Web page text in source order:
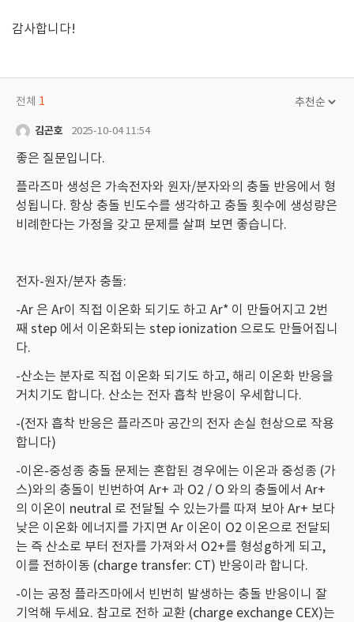
감사합니다!
전체 1
김곤호 2025-10-04 11:54
좋은 질문입니다.
플라즈마 생성은 가속전자와 원자/분자와의 충돌 반응에서 형
성됩니다. 항상 충돌 빈도수를 생각하고 충돌 횟수에 생성량은
비례한다는 가정을 갖고 문제를 살펴 보면 좋습니다.
전자-원자/분자 충돌:
-Ar 은 Ar이 직접 이온화 되기도 하고 Ar* 이 만들어지고 2번
째 step 에서 이온화되는 step ionization 으로도 만들어집니
다.
-산소는 분자로 직접 이온화 되기도 하고, 해리 이온화 반응을
거치기도 합니다. 산소는 전자 흡착 반응이 우세합니다.
-(전자 흡착 반응은 플라즈마 공간의 전자 손실 현상으로 작용
합니다)
-이온-중성종 충돌 문제는 혼합된 경우에는 이온과 중성종 (가
스)와의 충돌이 빈번하여 Ar+ 과 O2 / O 와의 충돌에서 Ar+
의 이온이 neutral 로 전달될 수 있는가를 따져 보아 Ar+ 보다
낮은 이온화 에너지를 가지면 Ar 이온이 O2 이온으로 전달되
는 즉 산소로 부터 전자를 가져와서 O2+를 형성g하게 되고,
이를 전하이동 (charge transfer: CT) 반응이라 합니다.
-이는 공정 플라즈마에서 빈번히 발생하는 충돌 반응이니 잘
기억해 두세요. 참고로 전하 교환 (charge exchange CEX)는